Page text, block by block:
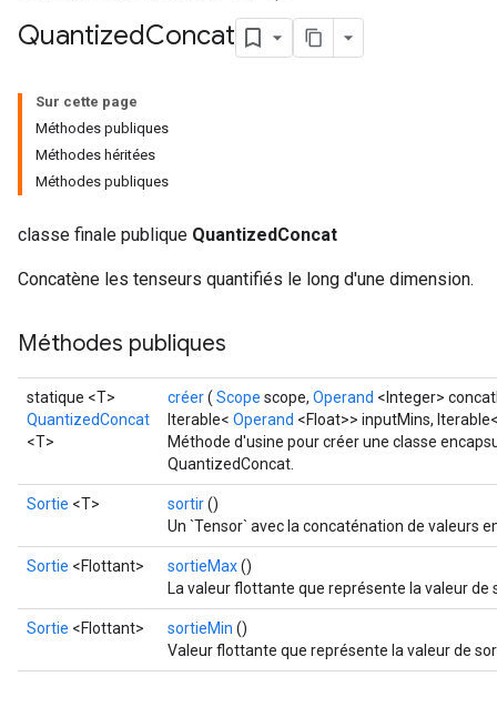
QuantizedConcat
Sur cette page
Méthodes publiques
Méthodes héritées
Méthodes publiques
classe finale publique QuantizedConcat
Concatène les tenseurs quantifiés le long d'une dimension.
Méthodes publiques
statique <T>
QuantizedConcat
<T>
créer( Scope scope, Operand <Integer>
Iterable< Operand <Float>> inputMins,
Méthode d'usine pour créer une classe
QuantizedConcat.
Sortie <T> sortir()
Un `Tensor` avec la concaténation de valeurs
Sortie <Flottant> sortieMax()
La valeur flottante que représente la valeur
Sortie <Flottant> sortieMin ()
Valeur flottante que représente la valeur de